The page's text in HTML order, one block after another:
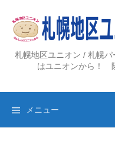
ス
札幌地区ユニオン / 札幌
はユニオンから！
メニュー